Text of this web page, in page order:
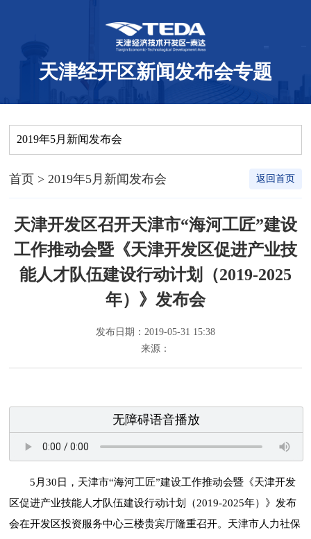
天津经开区新闻发布会专题
2019年5月新闻发布会
首页 > 2019年5月新闻发布会 返回首页
天津开发区召开天津市“海河工匠”建设
工作推动会暨《天津开发区促进产业技
能人才队伍建设行动计划（2019-2025
年）》发布会
发布日期：2019-05-31 15:38
来源：
无障碍语音播放
5月30日，天津市“海河工匠”建设工作推动会暨《天津开发
区促进产业技能人才队伍建设行动计划（2019-2025年）》发布
会在开发区投资服务中心三楼贵宾厅隆重召开。天津市人力社保